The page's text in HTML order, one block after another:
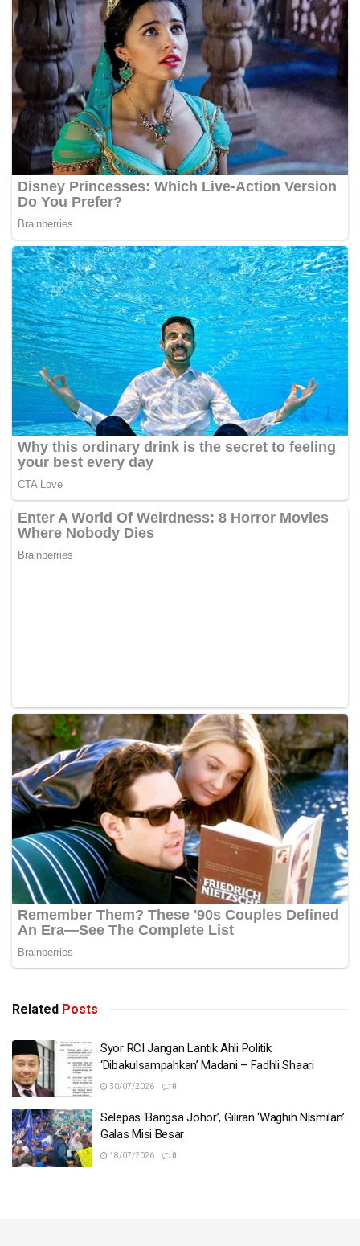
Pemain politik biarkan dengan kepolitikan mereka. Mereka
menang belum tentu rakyat senang.
Bangsa Johor terus kekal setia bersama Istana Johor.
Mengapa Istana Johor?
Kerana sejarah mengabsahkan Istana Johor tidak pernah
mengabaikan rakyatnya.
Walau dalam keadaan apa sekali pun hatta servis demi
servis kerajaan bertukar tangan.
Pada waktu sekalian ahli politik sibuk ‘berperang’,
menghitung kuasa dan kedudukan.
Istana Johor bertegas nasib Bangsa Johor jangan sesekali
diperjudikan.
Kerana itu kita dapati Sultan Johor dengan selamba
mengkritik ahli atau pimpinan politik dalam negara.
Related Posts
Syor RCI Jangan Lantik Ahli Politik
‘Dibakulsampahkan’ Madani – Fadhli Shaari
30/07/2026 0
Selepas ‘Bangsa Johor’, Giliran ‘Waghih Nismilan’
Galas Misi Besar
18/07/2026 0